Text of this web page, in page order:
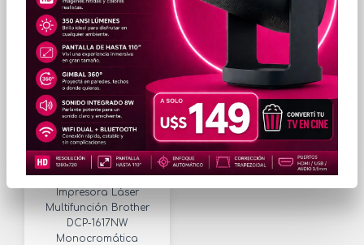
ORDENAR POR PRECIO
EN STOCK
Impresora Láser
Multifunción Brother
DCP-1617NW
Monocromática